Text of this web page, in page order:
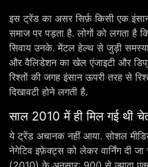
इस ट्रेंड का असर सिर्फ़ किसी एक
समाज पर पड़ता है. लोगों को लगता है
सिवाय उनके. मेंटल हेल्थ से जुड़ी
और वैलिडेशन का खेल एंजाइटी और
रिश्तों की जगह इंसान ऊपरी तरह से
दिखावटी होने लगती है.
साल 2010 में ही मिल गई थी
ये ट्रेंड अचानक नहीं आया. सोशल
नेगेटिव इफ़ेक्ट्स को लेकर वार्निंग दी